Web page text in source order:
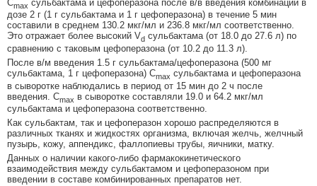
Cmax сульбактама и цефоперазона после в/в введения комбинации в
дозе 2 г (1 г сульбактама и 1 г цефоперазона) в течение 5 мин
составили в среднем 130.2 мкг/мл и 236.8 мкг/мл соответственно.
Это отражает более высокий Vd сульбактама (от 18.0 до 27.6 л) по
сравнению с таковым цефоперазона (от 10.2 до 11.3 л).
После в/м введения 1.5 г сульбактама/цефоперазона (500 мг
сульбактама, 1 г цефоперазона) Cmax сульбактама и цефоперазона
в сыворотке наблюдались в период от 15 мин до 2 ч после
введения. Cmax в сыворотке составляли 19.0 и 64.2 мкг/мл
сульбактама и цефоперазона соответственно.
Как сульбактам, так и цефоперазон хорошо распределяются в
различных тканях и жидкостях организма, включая желчь, желчный
пузырь, кожу, аппендикс, фаллопиевы трубы, яичники, матку.
Данных о наличии какого-либо фармакокинетического
взаимодействия между сульбактамом и цефоперазоном при
введении в составе комбинированных препаратов нет.